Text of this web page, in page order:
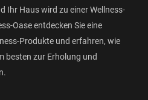
Ihr Haus wird zu einer Wellness-
Oase entdecken Sie eine
Produkte und erfahren, wie
besten zur Erholung und